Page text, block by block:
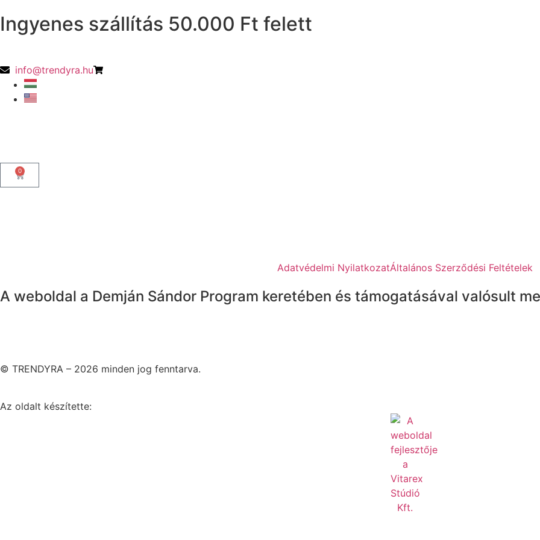
Ingyenes szállítás 50.000 Ft felett
info@trendyra.hu
0
Adatvédelmi NyilatkozatÁltalános Szerződési Feltételek
A weboldal a Demján Sándor Program keretében és támogatásával valósult
© TRENDYRA – 2026 minden jog fenntarva.
Az oldalt készítette: